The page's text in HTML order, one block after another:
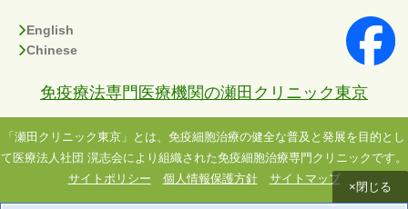
English
Chinese
免疫療法専門医療機関の瀬田クリニック東京
「瀬田クリニック東京」とは、免疫細胞治療の健全な普及と発展を目的とし
て医療法人社団 滉志会により組織された免疫細胞治療専門クリニックです。
サイトポリシー
個人情報保護方針 サイトマップ
×閉じる